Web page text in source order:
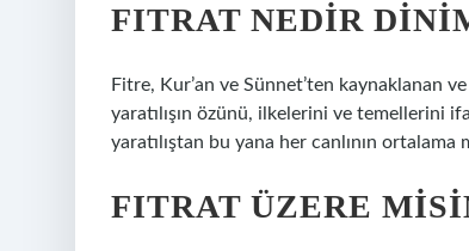
FITRAT NEDIR
Fitre, Kur’an ve Sünnet’ten kaynaklanan
yaratılışın özünü, ilkelerini ve temellerini
yaratılıştan bu yana her canlının
FITRAT ÜZERE